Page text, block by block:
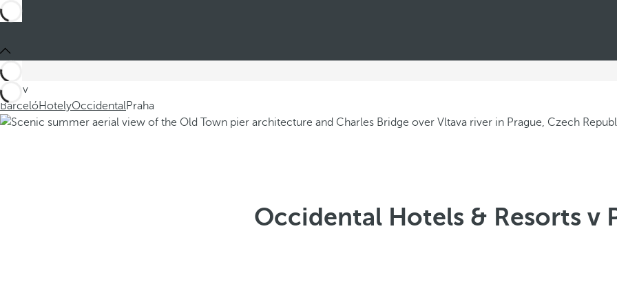
Jste v
BarcelóHotelyOccidentalPraha
Occidental Hotels & Resorts v